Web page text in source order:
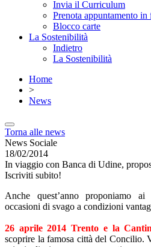
Invia il Curriculum
Prenota appuntamento in
Blocco carte
La Sostenibilità
Indietro
La Sostenibilità
Home
>
News
Torna alle news
News Sociale
18/02/2014
In viaggio con Banca di Udine,
Iscriviti subito!
Anche quest’anno proponiamo
occasioni di svago a condizioni
26 aprile 2014 Trento e la
scoprire la famosa città del Concilio.